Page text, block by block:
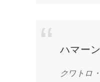
ハマー
クワトロ